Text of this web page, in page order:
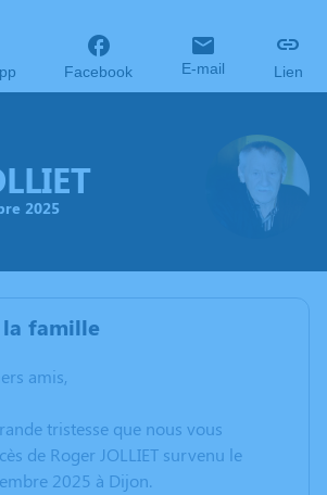
Facebook E-mail Lien
2025
la famille
amis,
tristesse que nous vous
de Roger JOLLIET survenu le
2025 à Dijon.